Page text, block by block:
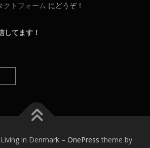
クトフォーム にどうぞ！
てます！
in Denmark – OnePress theme by